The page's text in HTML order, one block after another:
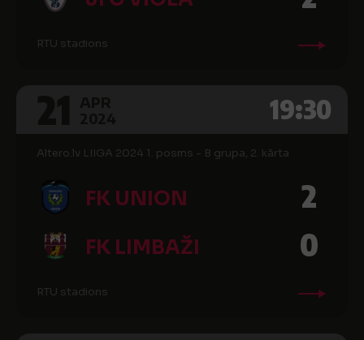
RTU stadions
19:30
Altero.lv LIIGA 2024 1. posms - B grupa, 2. kārta
FK UNION 2
FK LIMBAŽI 0
RTU stadions